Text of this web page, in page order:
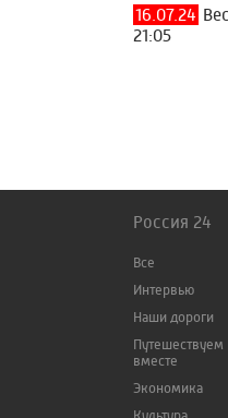
16.07.24
21:05
Россия 24
Все
Интервью
Наши дороги
Путешествуем
вместе
Экономика